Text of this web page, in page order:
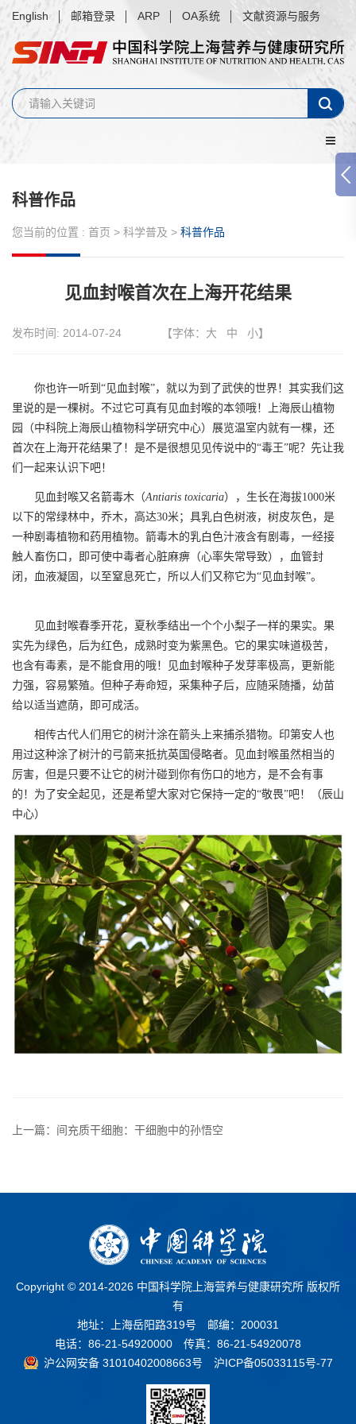
English 邮箱登录 ARP OA系统 文献资源与服务
科普作品
您当前的位置 : 首页 > 科学普及 > 科普作品
见血封喉首次在上海开花结果
发布时间: 2014-07-24 【字体： 大 中 小】
你也许一听到“见血封喉”，就以为到了武侠的世界！其实我们这
里说的是一棵树。不过它可真有见血封喉的本领哦！上海辰山植物
园（中科院上海辰山植物科学研究中心）展览温室内就有一棵，还
首次在上海开花结果了！是不是很想见见传说中的“毒王”呢？先让我
们一起来认识下吧！
见血封喉又名箭毒木（Antiaris toxicaria），生长在海拔1000米
以下的常绿林中，乔木，高达30米；具乳白色树液，树皮灰色，是
一种剧毒植物和药用植物。箭毒木的乳白色汁液含有剧毒，一经接
触人畜伤口，即可使中毒者心脏麻痹（心率失常导致），血管封
闭，血液凝固，以至窒息死亡，所以人们又称它为“见血封喉”。
见血封喉春季开花，夏秋季结出一个个小梨子一样的果实。果
实先为绿色，后为红色，成熟时变为紫黑色。它的果实味道极苦，
也含有毒素，是不能食用的哦！见血封喉种子发芽率极高，更新能
力强，容易繁殖。但种子寿命短，采集种子后，应随采随播，幼苗
给以适当遮荫，即可成活。
相传古代人们用它的树汁涂在箭头上来捕杀猎物。印第安人也
用过这种涂了树汁的弓箭来抵抗英国侵略者。见血封喉虽然相当的
厉害，但是只要不让它的树汁碰到你有伤口的地方，是不会有事
的！为了安全起见，还是希望大家对它保持一定的“敬畏”吧！（辰山
中心）
上一篇：间充质干细胞：干细胞中的孙悟空
Copyright © 2014-2026 中国科学院上海营养与健康研究所 版权所
有
地址：上海岳阳路319号 邮编：200031
电话：86-21-54920000 传真：86-21-54920078
沪公网安备 31010402008663号
沪ICP备05033115号-77